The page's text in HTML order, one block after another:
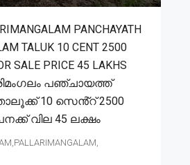
PANCHAYATH
TALUK 10 CENT 2500
SALE PRICE 45 LAKHS
പഞ്ചായത്ത്
10 സെൻ്റ് 2500
വില 45 ലക്ഷം